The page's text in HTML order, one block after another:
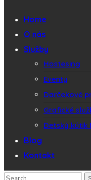
Home
O nás
Služby
Hostesing
Eventy
Darčekové
Grafické
Detský kútik
Blog
Kontakt